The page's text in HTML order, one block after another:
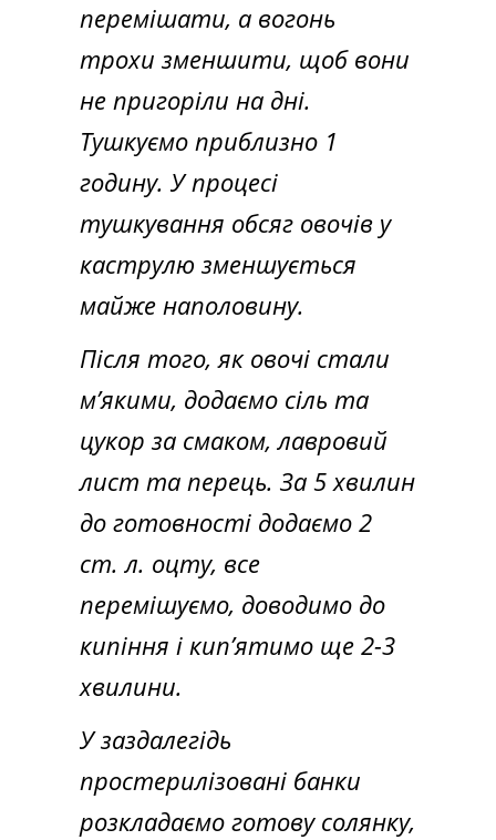
перемішати, а вогонь
трохи зменшити, щоб вони
не пригоріли на дні.
Тушкуємо приблизно 1
годину. У процесі
тушкування обсяг овочів у
каструлю зменшується
майже наполовину.
Після того, як овочі стали
м’якими, додаємо сіль та
цукор за смаком, лавровий
лист та перець. За 5 хвилин
до готовності додаємо 2
ст. л. оцту, все
перемішуємо, доводимо до
кипіння і кип’ятимо ще 2-3
хвилини.
У заздалегідь
простерилізовані банки
розкладаємо готову солянку,